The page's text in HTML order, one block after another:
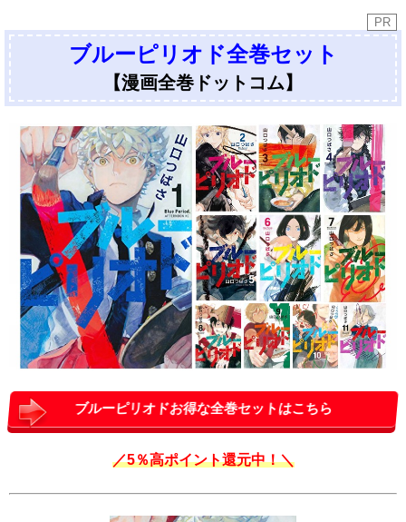
PR
ブルーピリオド全巻セット
【漫画全巻ドットコム】
ブルーピリオドお得な全巻セットはこちら
／5％高ポイント還元中！＼